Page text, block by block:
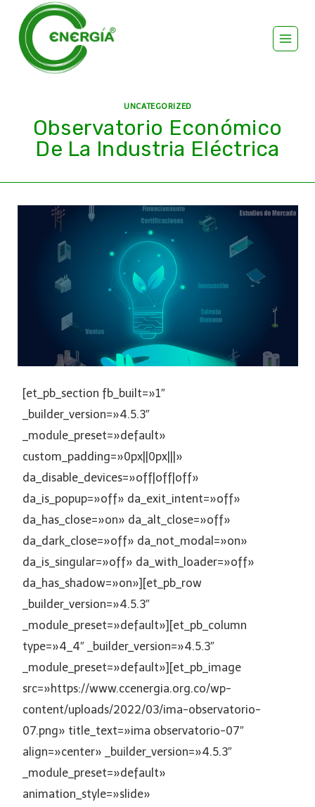
UNCATEGORIZED
Observatorio Económico
De La Industria Eléctrica
[et_pb_section fb_built=»1″
_builder_version=»4.5.3″
_module_preset=»default»
custom_padding=»0px||0px|||»
da_disable_devices=»off|off|off»
da_is_popup=»off» da_exit_intent=»off»
da_has_close=»on» da_alt_close=»off»
da_dark_close=»off» da_not_modal=»on»
da_is_singular=»off» da_with_loader=»off»
da_has_shadow=»on»][et_pb_row
_builder_version=»4.5.3″
_module_preset=»default»][et_pb_column
type=»4_4″ _builder_version=»4.5.3″
_module_preset=»default»][et_pb_image
src=»https://www.ccenergia.org.co/wp-
content/uploads/2022/03/ima-observatorio-
07.png» title_text=»ima observatorio-07″
align=»center» _builder_version=»4.5.3″
_module_preset=»default»
animation_style=»slide»